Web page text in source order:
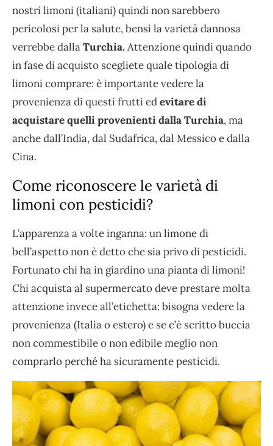
nostri limoni (italiani) quindi non sarebbero
pericolosi per la salute, bensì la varietà dannosa
verrebbe dallaTurchia. Attenzione quindi quando
in fase di acquisto scegliete quale tipologia di
limoni comprare: è importante vedere la
provenienza di questi frutti edevitare di
acquistare quelli provenienti dalla Turchia, ma
anche dall’India, dal Sudafrica, dal Messico e dalla
Cina.
Come riconoscere le varietà di
limoni con pesticidi?
L’apparenza a volte inganna: un limone di
bell’aspetto non è detto che sia privo di pesticidi.
Fortunato chi ha in giardino una pianta di limoni!
Chi acquista al supermercato deve prestare molta
attenzione invece all’etichetta: bisogna vedere la
provenienza (Italia o estero) e se c’è scritto buccia
non commestibile o non edibile meglio non
comprarlo perché ha sicuramente pesticidi.